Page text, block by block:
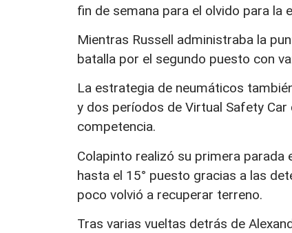
fin de semana para el olvido para la
Mientras Russell administraba la
batalla por el segundo puesto con
La estrategia de neumáticos
y dos períodos de Virtual Safety
competencia.
Colapinto realizó su primera parada
hasta el 15° puesto gracias a las
poco volvió a recuperar terreno.
Tras varias vueltas detrás de